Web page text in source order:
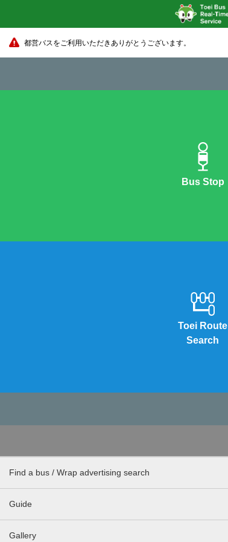
都営バスをご利用いただきありがとうございます。
Bus Stop
Toei Route
Search
Find a bus / Wrap advertising search
Guide
Gallery